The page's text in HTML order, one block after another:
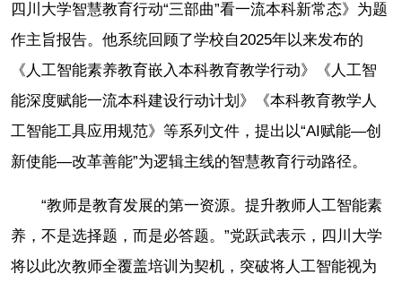
四川大学智慧教育行动“三部曲”看一流本科新常态》为题
作主旨报告。他系统回顾了学校自2025年以来发布的
《人工智能素养教育嵌入本科教育教学行动》《人工智
能深度赋能一流本科建设行动计划》《本科教育教学人
工智能工具应用规范》等系列文件，提出以“AI赋能—创
新使能—改革善能”为逻辑主线的智慧教育行动路径。
“教师是教育发展的第一资源。提升教师人工智能素
养，不是选择题，而是必答题。”党跃武表示，四川大学
将以此次教师全覆盖培训为契机，突破将人工智能视为